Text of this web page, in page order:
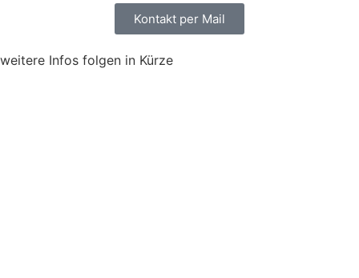
Kontakt per Mail
weitere Infos folgen in Kürze